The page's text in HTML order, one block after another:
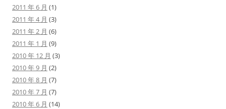
2011 年 6 月 (1)
2011 年 4 月 (3)
2011 年 2 月 (6)
2011 年 1 月 (9)
2010 年 12 月 (3)
2010 年 9 月 (2)
2010 年 8 月 (7)
2010 年 7 月 (7)
2010 年 6 月 (14)